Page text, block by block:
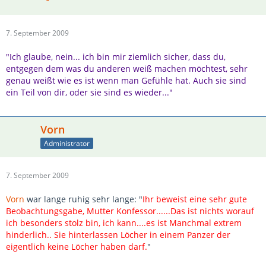
7. September 2009
"Ich glaube, nein... ich bin mir ziemlich sicher, dass du,
entgegen dem was du anderen weiß machen möchtest, sehr
genau weißt wie es ist wenn man Gefühle hat. Auch sie sind
ein Teil von dir, oder sie sind es wieder..."
Vorn
Administrator
7. September 2009
Vorn war lange ruhig sehr lange: "Ihr beweist eine sehr gute
Beobachtungsgabe, Mutter Konfessor......Das ist nichts worauf
ich besonders stolz bin, ich kann....es ist Manchmal extrem
hinderlich.. Sie hinterlassen Löcher in einem Panzer der
eigentlich keine Löcher haben darf."